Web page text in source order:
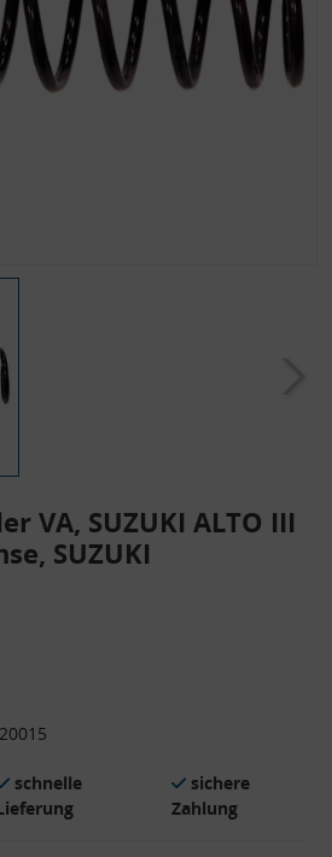
VA, SUZUKI ALTO III
SUZUKI
schnelle
sichere
Zahlung